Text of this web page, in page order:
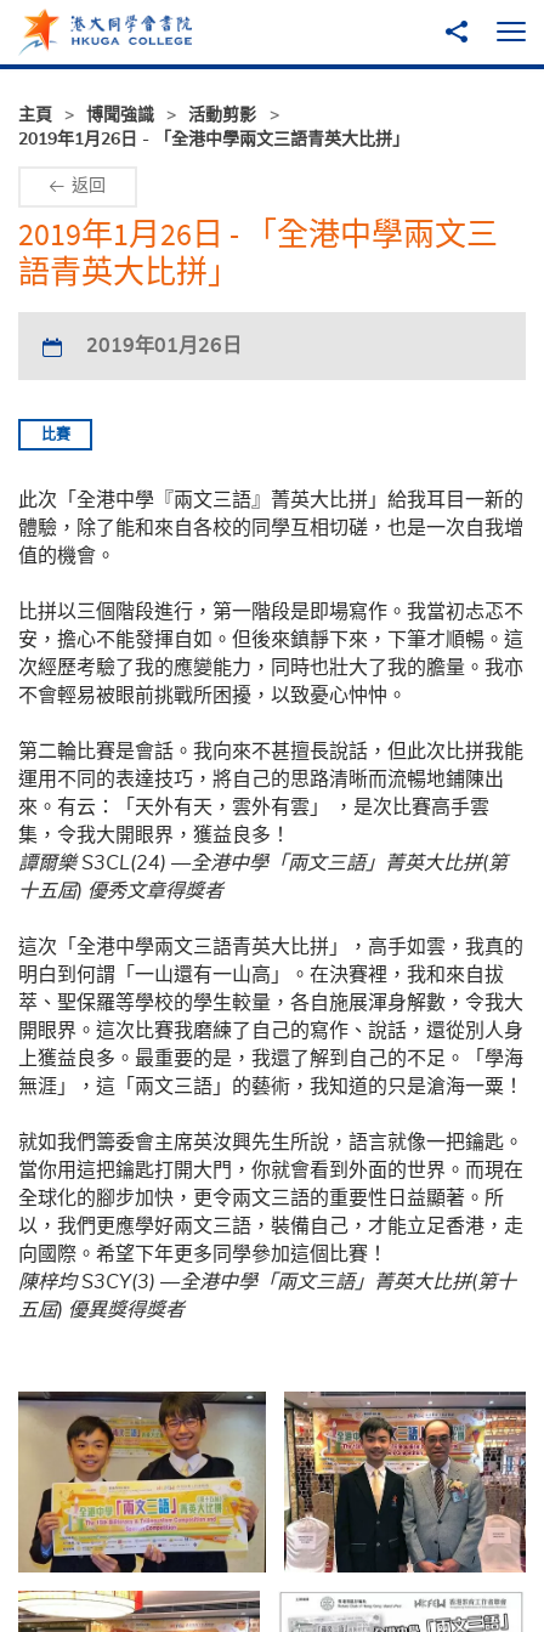
跳至主內容
分享到
打
主頁 博聞強識
活動剪影
2019年1月26日 - 「全港中學兩文三語青英大比拼」
返回
2019年1月26日 - 「全港中學兩文三
語青英大比拼」
2019年01月26日
比賽
此次「全港中學『兩文三語』菁英大比拼」給我耳目一新的
體驗，除了能和來自各校的同學互相切磋，也是一次自我增
值的機會。
比拼以三個階段進行，第一階段是即場寫作。我當初忐忑不
安，擔心不能發揮自如。但後來鎮靜下來，下筆才順暢。這
次經歷考驗了我的應變能力，同時也壯大了我的膽量。我亦
不會輕易被眼前挑戰所困擾，以致憂心忡忡。
第二輪比賽是會話。我向來不甚擅長說話，但此次比拼我能
運用不同的表達技巧，將自己的思路清晰而流暢地鋪陳出
來。有云：「天外有天，雲外有雲」 ，是次比賽高手雲
集，令我大開眼界，獲益良多！
譚爾樂 S3CL(24) —全港中學「兩文三語」菁英大比拼(第
十五屆) 優秀文章得獎者
這次「全港中學兩文三語青英大比拼」，高手如雲，我真的
明白到何謂「一山還有一山高」。在決賽裡，我和來自拔
萃、聖保羅等學校的學生較量，各自施展渾身解數，令我大
開眼界。這次比賽我磨練了自己的寫作、說話，還從別人身
上獲益良多。最重要的是，我還了解到自己的不足。「學海
無涯」，這「兩文三語」的藝術，我知道的只是滄海一粟！
就如我們籌委會主席英汝興先生所說，語言就像一把鑰匙。
當你用這把鑰匙打開大門，你就會看到外面的世界。而現在
全球化的腳步加快，更令兩文三語的重要性日益顯著。所
以，我們更應學好兩文三語，裝備自己，才能立足香港，走
向國際。希望下年更多同學參加這個比賽！
陳梓均 S3CY(3) —全港中學「兩文三語」菁英大比拼(第十
五屆) 優異獎得獎者